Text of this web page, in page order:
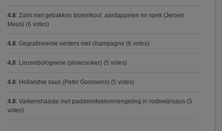
4.8: Zalm met gebakken bloemkool, aardappelen en spek (Jeroen
Meus) (6 votes)
4.8: Gegratineerde oesters met champagne (6 votes)
4.8: Linzenbolognese (slowcooker) (5 votes)
4.8: Hollandse saus (Peter Goossens) (5 votes)
4.8: Varkenshaasje met paddenstoelenmengeling in rodewijnsaus (5
votes)